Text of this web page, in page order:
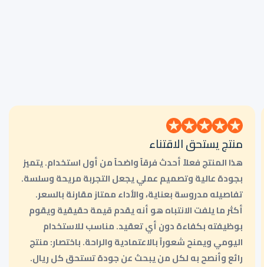
منتج يستحق الاقتناء
هذا المنتج فعلاً أحدث فرقاً واضحاً من أول استخدام. يتميز
بجودة عالية وتصميم عملي يجعل التجربة مريحة وسلسة.
تفاصيله مدروسة بعناية، والأداء ممتاز مقارنة بالسعر.
أكثر ما يلفت الانتباه هو أنه يقدم قيمة حقيقية ويقوم
بوظيفته بكفاءة دون أي تعقيد. مناسب للاستخدام
اليومي ويمنح شعوراً بالاعتمادية والراحة. باختصار: منتج
رائع وأنصح به لكل من يبحث عن جودة تستحق كل ريال.